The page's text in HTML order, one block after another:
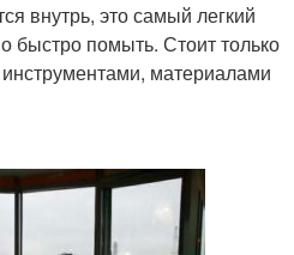
внутрь, это самый легкий
быстро помыть. Стоит только
материалами